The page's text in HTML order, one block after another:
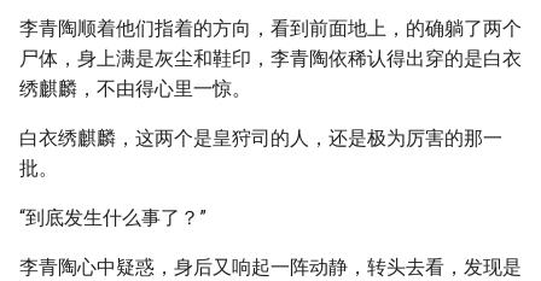
李青陶顺着他们指着的方向，看到前面地上，的确躺了两个
尸体，身上满是灰尘和鞋印，李青陶依稀认得出穿的是白衣
绣麒麟，不由得心里一惊。
白衣绣麒麟，这两个是皇狩司的人，还是极为厉害的那一
批。
“到底发生什么事了？”
李青陶心中疑惑，身后又响起一阵动静，转头去看，发现是